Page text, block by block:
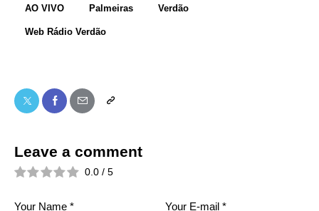
AO VIVO Palmeiras Verdão
Web Rádio Verdão
Leave a comment
0.0 / 5